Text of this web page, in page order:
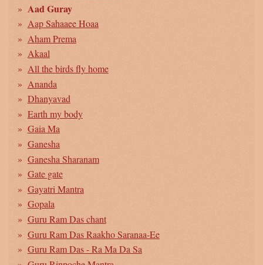
Aad Guray
Aap Sahaaee Hoaa
Aham Prema
Akaal
All the birds fly home
Ananda
Dhanyavad
Earth my body
Gaia Ma
Ganesha
Ganesha Sharanam
Gate gate
Gayatri Mantra
Gopala
Guru Ram Das chant
Guru Ram Das Raakho Saranaa-Ee
Guru Ram Das - Ra Ma Da Sa